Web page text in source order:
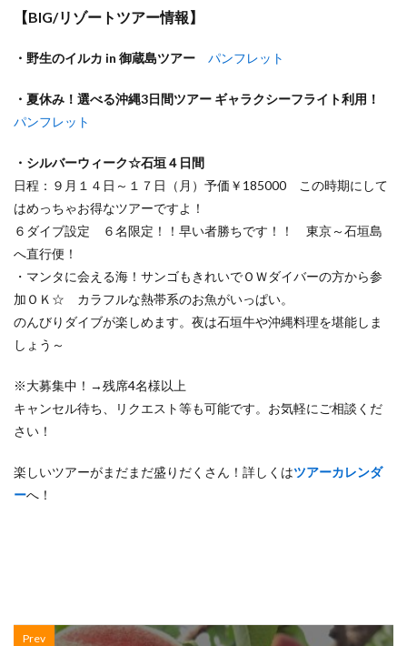
【BIG/リゾートツアー情報】
・野生のイルカ in 御蔵島ツアー パンフレット
・夏休み！選べる沖縄3日間ツアー ギャラクシーフライト利用！
パンフレット
・シルバーウィーク☆石垣４日間
日程：９月１４日～１７日（月）予価￥185000 この時期にして
はめっちゃお得なツアーですよ！
６ダイブ設定 ６名限定！！早い者勝ちです！！ 東京～石垣島
へ直行便！
・マンタに会える海！サンゴもきれいでＯＷダイバーの方から参
加ＯＫ☆ カラフルな熱帯系のお魚がいっぱい。
のんびりダイブが楽しめます。夜は石垣牛や沖縄料理を堪能しま
しょう～
※大募集中！→残席4名様以上
キャンセル待ち、リクエスト等も可能です。お気軽にご相談くだ
さい！
楽しいツアーがまだまだ盛りだくさん！詳しくはツアーカレンダ
ーへ！
Prev